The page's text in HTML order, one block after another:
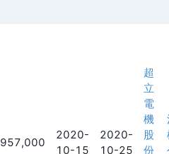
957,000
2020-
10-15
2020-
10-25
超
立
電
機
股
份